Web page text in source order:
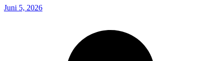
Juni 5, 2026